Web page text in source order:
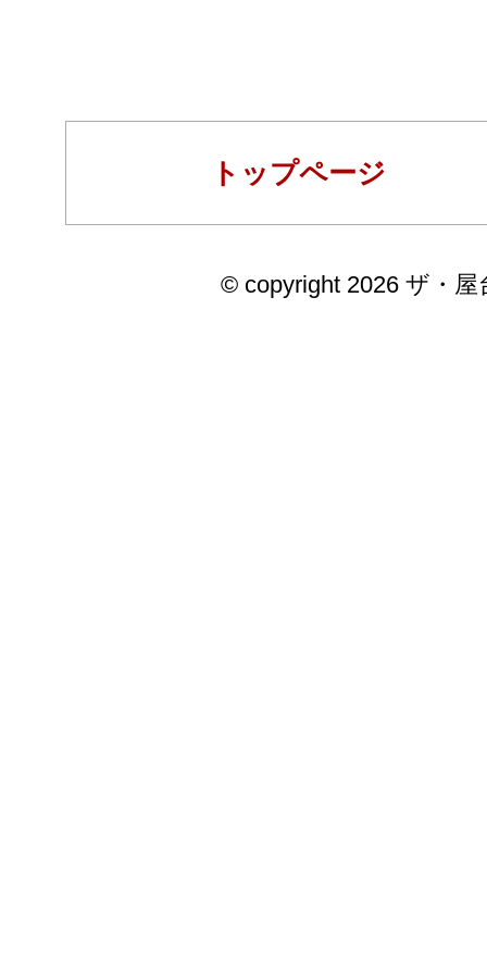
トップページ
© copyright 2026 ザ・